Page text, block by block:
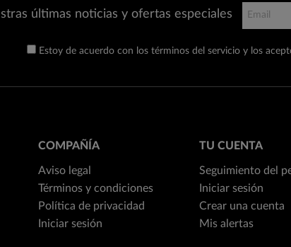
últimas noticias y ofertas especiales
Estoy de acuerdo con los términos del servicio y los
COMPAÑÍA
Aviso legal
Términos y condiciones
Política de privacidad
Iniciar sesión
TU CUENTA
Seguimiento del
Iniciar sesión
Crear una cuenta
Mis alertas